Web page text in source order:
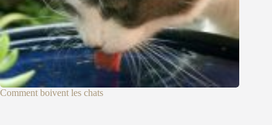
Comment boivent les chats